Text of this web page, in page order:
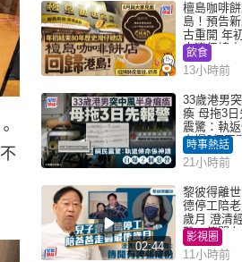
檀島咖啡
島！預告
古重開 年
史灣仔總店
飲食
13小時前
33歲港男
瘓 母拖3
震驚：執
自爆2個惡
時事熱話
21小時前
02:44
黎彼得離
德停工陪
歲月 澄清
難：傳聞
影視圈
11小時前